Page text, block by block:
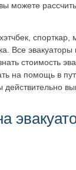
можете
спорткар,
Все эвакуаторы
стоимость
на помощь в
действительно